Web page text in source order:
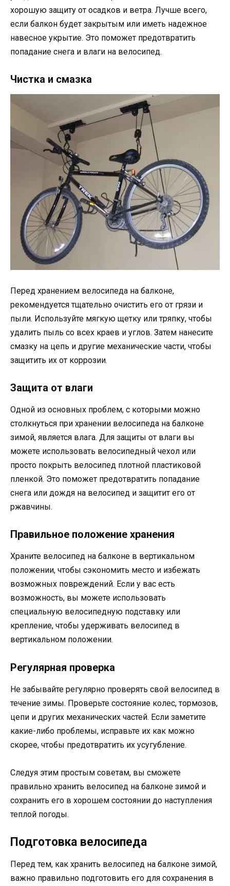
хорошую защиту от осадков и ветра. Лучше всего,
если балкон будет закрытым или иметь надежное
навесное укрытие. Это поможет предотвратить
попадание снега и влаги на велосипед.
Чистка и смазка
Перед хранением велосипеда на балконе,
рекомендуется тщательно очистить его от грязи и
пыли. Используйте мягкую щетку или тряпку, чтобы
удалить пыль со всех краев и углов. Затем нанесите
смазку на цепь и другие механические части, чтобы
защитить их от коррозии.
Защита от влаги
Одной из основных проблем, с которыми можно
столкнуться при хранении велосипеда на балконе
зимой, является влага. Для защиты от влаги вы
можете использовать велосипедный чехол или
просто покрыть велосипед плотной пластиковой
пленкой. Это поможет предотвратить попадание
снега или дождя на велосипед и защитит его от
ржавчины.
Правильное положение хранения
Храните велосипед на балконе в вертикальном
положении, чтобы сэкономить место и избежать
возможных повреждений. Если у вас есть
возможность, вы можете использовать
специальную велосипедную подставку или
крепление, чтобы удерживать велосипед в
вертикальном положении.
Регулярная проверка
Не забывайте регулярно проверять свой велосипед в
течение зимы. Проверьте состояние колес, тормозов,
цепи и других механических частей. Если заметите
какие-либо проблемы, исправьте их как можно
скорее, чтобы предотвратить их усугубление.
Следуя этим простым советам, вы сможете
правильно хранить велосипед на балконе зимой и
сохранить его в хорошем состоянии до наступления
теплой погоды.
Подготовка велосипеда
Перед тем, как хранить велосипед на балконе зимой,
важно правильно подготовить его для сохранения в